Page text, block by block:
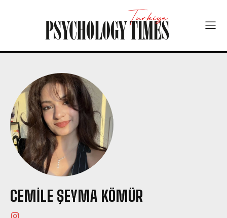
CEMILE ŞEYMA KÖMÜR